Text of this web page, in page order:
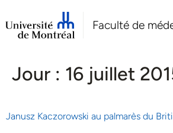
Faculté de
Jour : 16 juillet
Janusz Kaczorowski au palmarès du